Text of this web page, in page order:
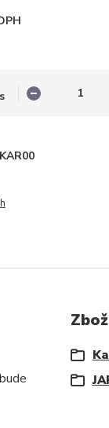
KAR00